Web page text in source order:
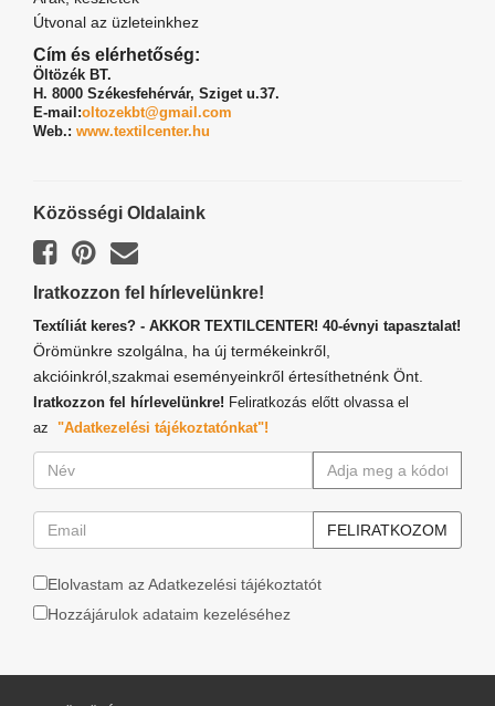
Útvonal az üzleteinkhez
Cím és elérhetőség:
Öltözék BT.
H. 8000 Székesfehérvár, Sziget u.37.
E-mail:oltozekbt@gmail.com
Web.: www.textilcenter.hu
Közösségi Oldalaink
Iratkozzon fel hírlevelünkre!
Textíliát keres? - AKKOR TEXTILCENTER! 40-évnyi tapasztalat!
Örömünkre szolgálna, ha új termékeinkről,
akcióinkról,szakmai eseményeinkről értesíthetnénk Önt.
Iratkozzon fel hírlevelünkre! Feliratkozás előtt olvassa el
az "Adatkezelési tájékoztatónkat"!
Elolvastam az Adatkezelési tájékoztatót
Hozzájárulok adataim kezeléséhez